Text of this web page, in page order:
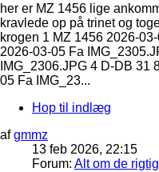
her er MZ 1456 lige
kravlede op på trinet og
krogen 1 MZ 1456 2026-
2026-03-05 Fa
IMG_2306.JPG 4 D-DB 31
05 Fa IMG_23...
Hop til indlæg
afgmmz
13 feb 2026, 22:15
Forum: Alt om de